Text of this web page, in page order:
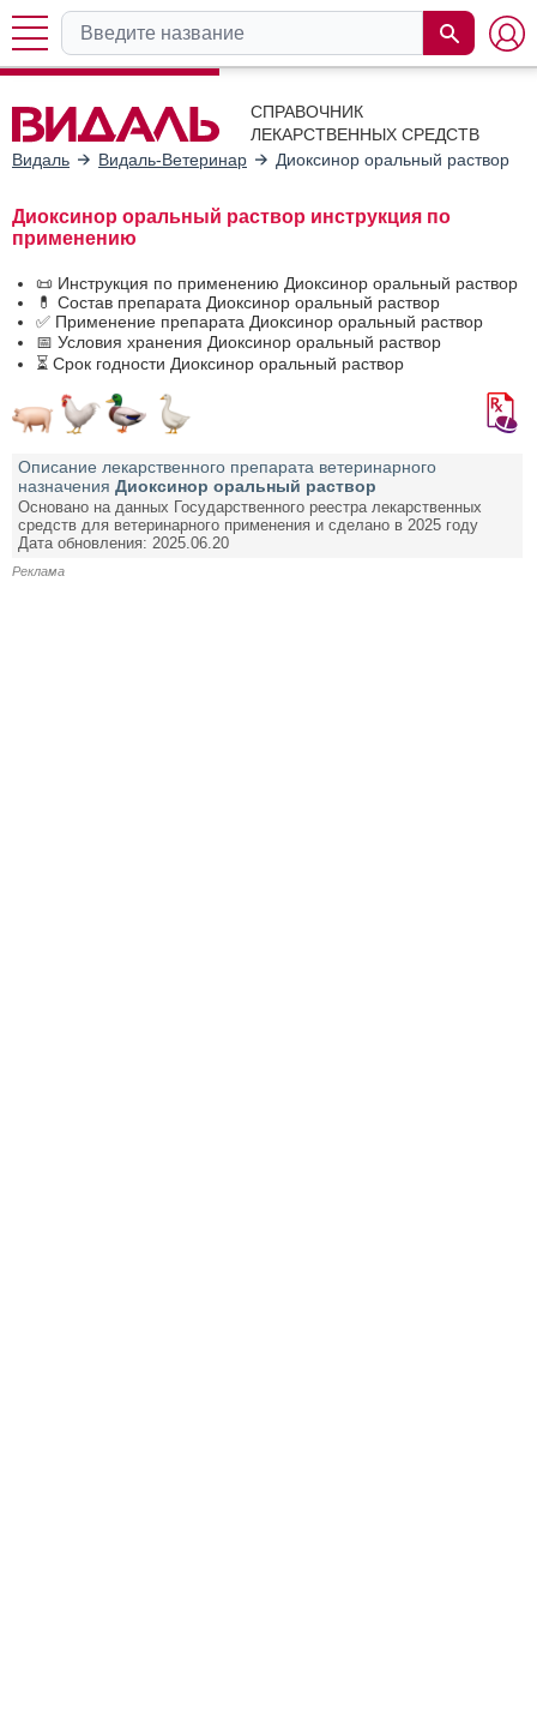
СПРАВОЧНИК
ЛЕКАРСТВЕННЫХ СРЕДСТВ
Видаль
Видаль-Ветеринар Диоксинор оральный раствор
Диоксинор оральный раствор инструкция по
применению
📜 Инструкция по применению Диоксинор оральный раствор
💊 Состав препарата Диоксинор оральный раствор
✅ Применение препарата Диоксинор оральный раствор
📅 Условия хранения Диоксинор оральный раствор
⏳ Срок годности Диоксинор оральный раствор
Описание лекарственного препарата ветеринарного
назначения Диоксинор оральный раствор
Основано на данных Государственного реестра лекарственных
средств для ветеринарного применения и сделано в 2025 году
Дата обновления: 2025.06.20
Реклама